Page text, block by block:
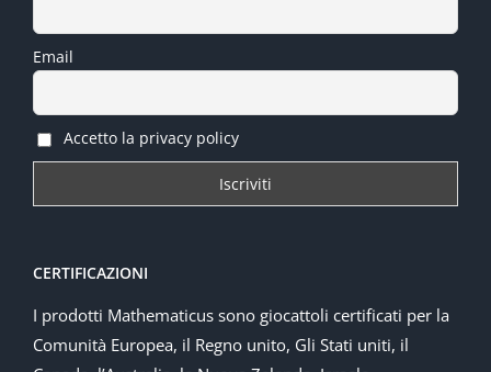
Email
Accetto la privacy policy
CERTIFICAZIONI
I prodotti Mathematicus sono giocattoli certificati per la
Comunità Europea, il Regno unito, Gli Stati uniti, il